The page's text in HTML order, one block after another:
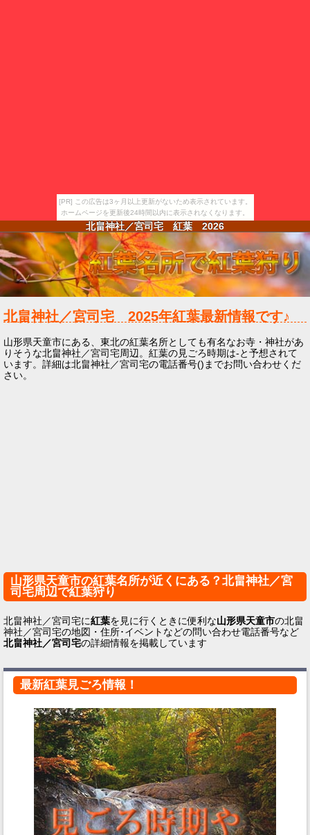
[PR] この広告は3ヶ月以上更新がないため表示されています。
ホームページを更新後24時間以内に表示されなくなります。
北畠神社／宮司宅 紅葉 2026
北畠神社／宮司宅 2025年紅葉最新情報です♪
山形県天童市にある、東北の紅葉名所としても有名なお寺・神社があ
りそうな北畠神社／宮司宅周辺。紅葉の見ごろ時期は-と予想されて
います。詳細は北畠神社／宮司宅の電話番号()までお問い合わせくだ
さい。
山形県天童市の紅葉名所が近くにある？北畠神社／宮
司宅周辺で紅葉狩り
北畠神社／宮司宅に紅葉を見に行くときに便利な山形県天童市の北畠
神社／宮司宅の地図・住所･イベントなどの問い合わせ電話番号など
北畠神社／宮司宅の詳細情報を掲載しています
最新紅葉見ごろ情報！